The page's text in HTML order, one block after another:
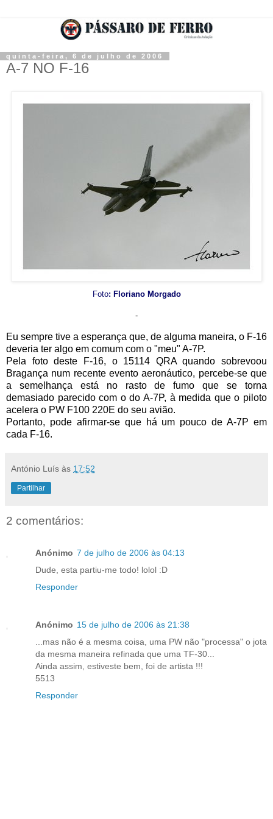
quinta-feira, 6 de julho de 2006
A-7 NO F-16
Foto: Floriano Morgado
-
Eu sempre tive a esperança que, de alguma maneira, o F-16
deveria ter algo em comum com o "meu" A-7P.
Pela foto deste F-16, o 15114 QRA quando sobrevoou
Bragança num recente evento aeronáutico, percebe-se que
a semelhança está no rasto de fumo que se torna
demasiado parecido com o do A-7P, à medida que o piloto
acelera o PW F100 220E do seu avião.
Portanto, pode afirmar-se que há um pouco de A-7P em
cada F-16.
António Luís às 17:52
Partilhar
2 comentários:
Anónimo 7 de julho de 2006 às 04:13
Dude, esta partiu-me todo! lolol :D
Responder
Anónimo 15 de julho de 2006 às 21:38
...mas não é a mesma coisa, uma PW não "processa" o jota
da mesma maneira refinada que uma TF-30...
Ainda assim, estiveste bem, foi de artista !!!
5513
Responder